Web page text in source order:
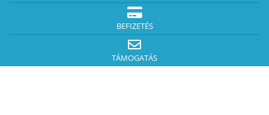
BEFIZETÉS
TÁMOGATÁS